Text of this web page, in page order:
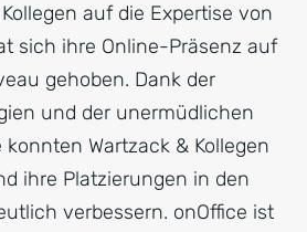
auf die Expertise von
sich ihre Online-Präsenz auf
gehoben. Dank der
und der unermüdlichen
Wartzack & Kollegen
ihre Platzierungen in den
verbessern. onOffice ist